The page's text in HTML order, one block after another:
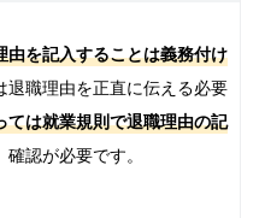
由を記入することは義務付け
退職理由を正直に伝える必要
ては就業規則で退職理由の記
認が必要です。